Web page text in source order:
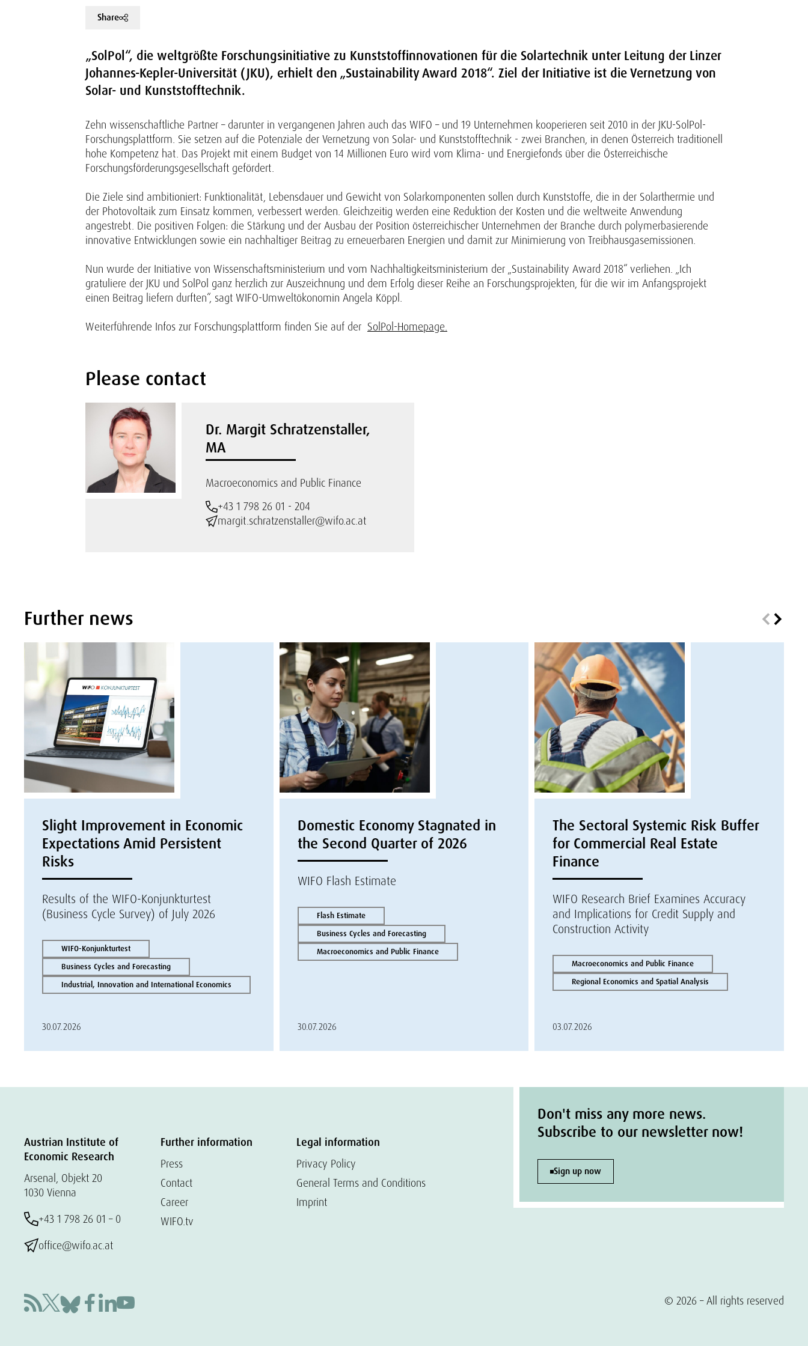
Share
„SolPol“, die weltgrößte Forschungsinitiative zu Kunststoffinnovationen für die Solartechnik unter Leitung der Linzer
Johannes-Kepler-Universität (JKU), erhielt den „Sustainability Award 2018“. Ziel der Initiative ist die Vernetzung von
Solar- und Kunststofftechnik.
Zehn wissenschaftliche Partner – darunter in vergangenen Jahren auch das WIFO – und 19 Unternehmen kooperieren seit 2010 in der JKU-SolPol-
Forschungsplattform. Sie setzen auf die Potenziale der Vernetzung von Solar- und Kunststofftechnik - zwei Branchen, in denen Österreich traditionell
hohe Kompetenz hat. Das Projekt mit einem Budget von 14 Millionen Euro wird vom Klima- und Energiefonds über die Österreichische
Forschungsförderungsgesellschaft gefördert.
Die Ziele sind ambitioniert: Funktionalität, Lebensdauer und Gewicht von Solarkomponenten sollen durch Kunststoffe, die in der Solarthermie und
der Photovoltaik zum Einsatz kommen, verbessert werden. Gleichzeitig werden eine Reduktion der Kosten und die weltweite Anwendung
angestrebt. Die positiven Folgen: die Stärkung und der Ausbau der Position österreichischer Unternehmen der Branche durch polymerbasierende
innovative Entwicklungen sowie ein nachhaltiger Beitrag zu erneuerbaren Energien und damit zur Minimierung von Treibhausgasemissionen.
Nun wurde der Initiative von Wissenschaftsministerium und vom Nachhaltigkeitsministerium der „Sustainability Award 2018“ verliehen. „Ich
gratuliere der JKU und SolPol ganz herzlich zur Auszeichnung und dem Erfolg dieser Reihe an Forschungsprojekten, für die wir im Anfangsprojekt
einen Beitrag liefern durften“, sagt WIFO-Umweltökonomin Angela Köppl.
Weiterführende Infos zur Forschungsplattform finden Sie auf der SolPol-Homepage.
Please contact
Dr. Margit Schratzenstaller,
MA
Macroeconomics and Public Finance
+43 1 798 26 01 - 204
margit.schratzenstaller@wifo.ac.at
Further news
Slight Improvement in Economic
Expectations Amid Persistent
Risks
Results of the WIFO-Konjunkturtest
(Business Cycle Survey) of July 2026
WIFO-Konjunkturtest
Business Cycles and Forecasting
Industrial, Innovation and International Economics
30.07.2026
Domestic Economy Stagnated in
the Second Quarter of 2026
WIFO Flash Estimate
Flash Estimate
Business Cycles and Forecasting
Macroeconomics and Public Finance
30.07.2026
The Sectoral Systemic Risk Buffer
for Commercial Real Estate
Finance
WIFO Research Brief Examines Accuracy
and Implications for Credit Supply and
Construction Activity
Macroeconomics and Public Finance
Regional Economics and Spatial Analysis
03.07.2026
Austrian Institute of
Economic Research
Arsenal, Objekt 20
1030 Vienna
+43 1 798 26 01 – 0
office@wifo.ac.at
Further information
Press
Contact
Career
WIFO.tv
Legal information
Privacy Policy
General Terms and Conditions
Imprint
Don't miss any more news.
Subscribe to our newsletter now!
Sign up now
© 2026 – All rights reserved